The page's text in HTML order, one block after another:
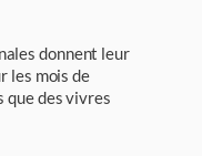
donnent leur
les mois de
que des vivres